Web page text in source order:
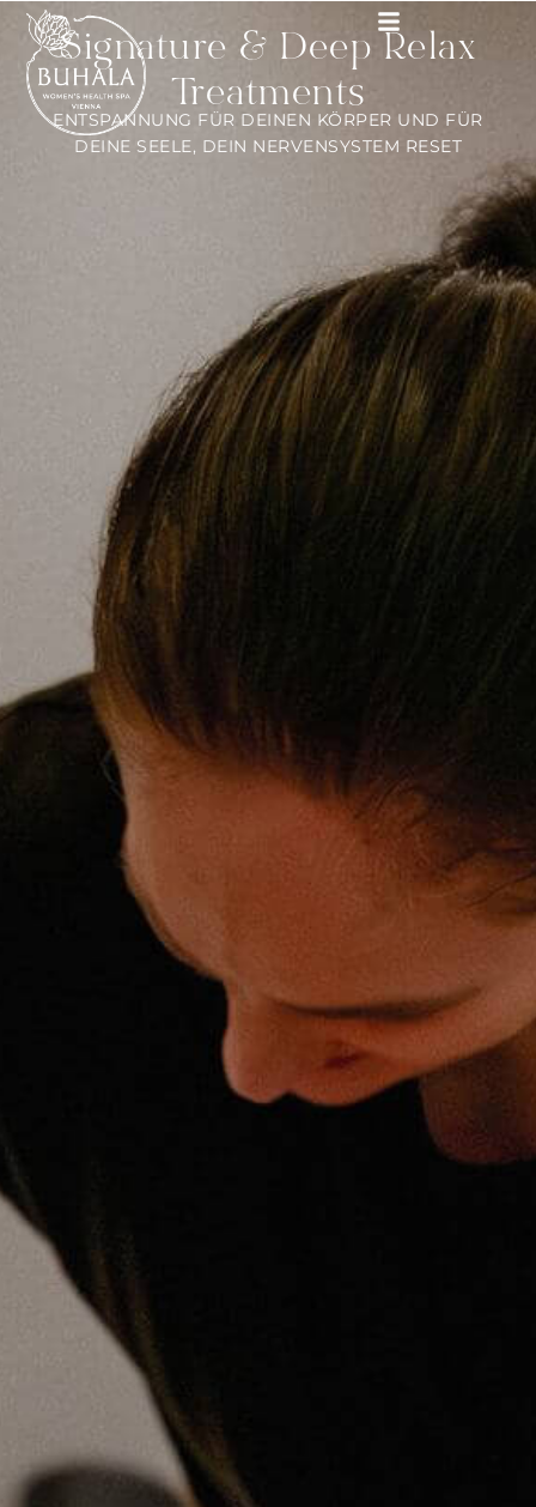
Signature & Deep Relax
Treatments
ENTSPANNUNG FÜR DEINEN KÖRPER UND FÜR
DEINE SEELE, DEIN NERVENSYSTEM RESET